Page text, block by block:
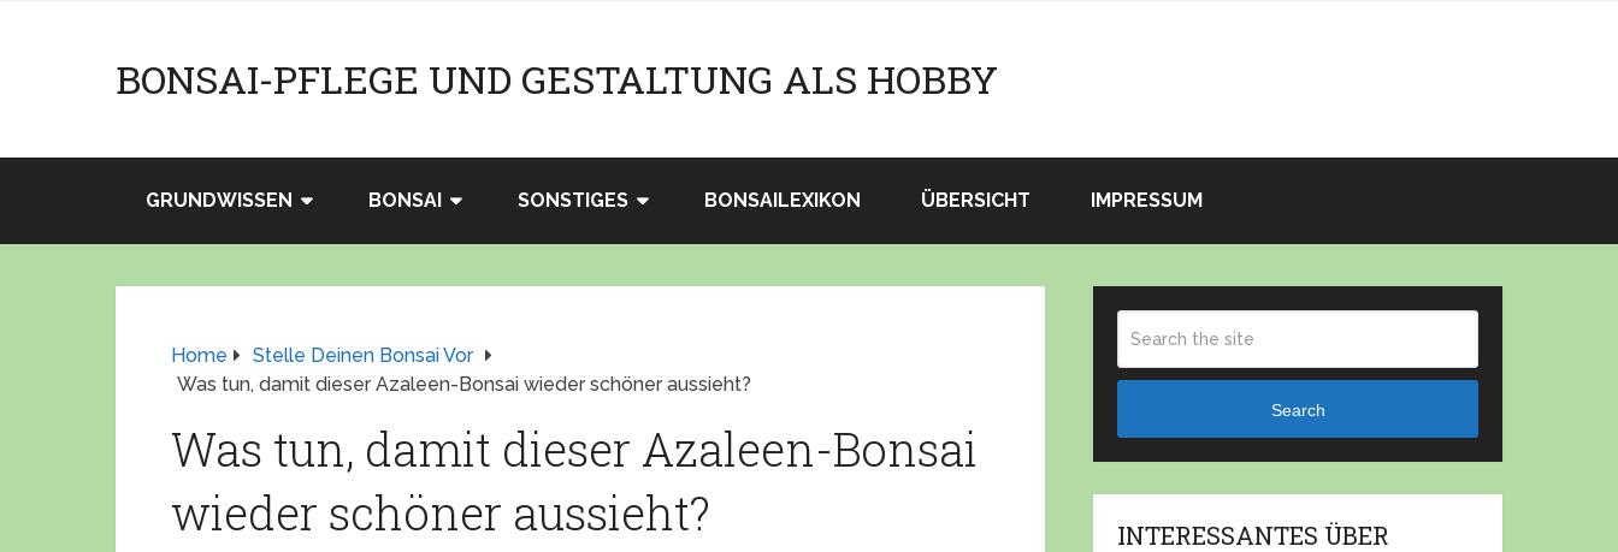
BONSAI-PFLEGE UND GESTALTUNG ALS HOBBY
GRUNDWISSEN BONSAI SONSTIGES BONSAILEXIKON ÜBERSICHT IMPRESSUM
Home
Stelle Deinen Bonsai Vor
Was tun, damit dieser Azaleen-Bonsai wieder schöner aussieht?
Was tun, damit dieser Azaleen-Bonsai
wieder schöner aussieht?
Search
INTERESSANTES ÜBER